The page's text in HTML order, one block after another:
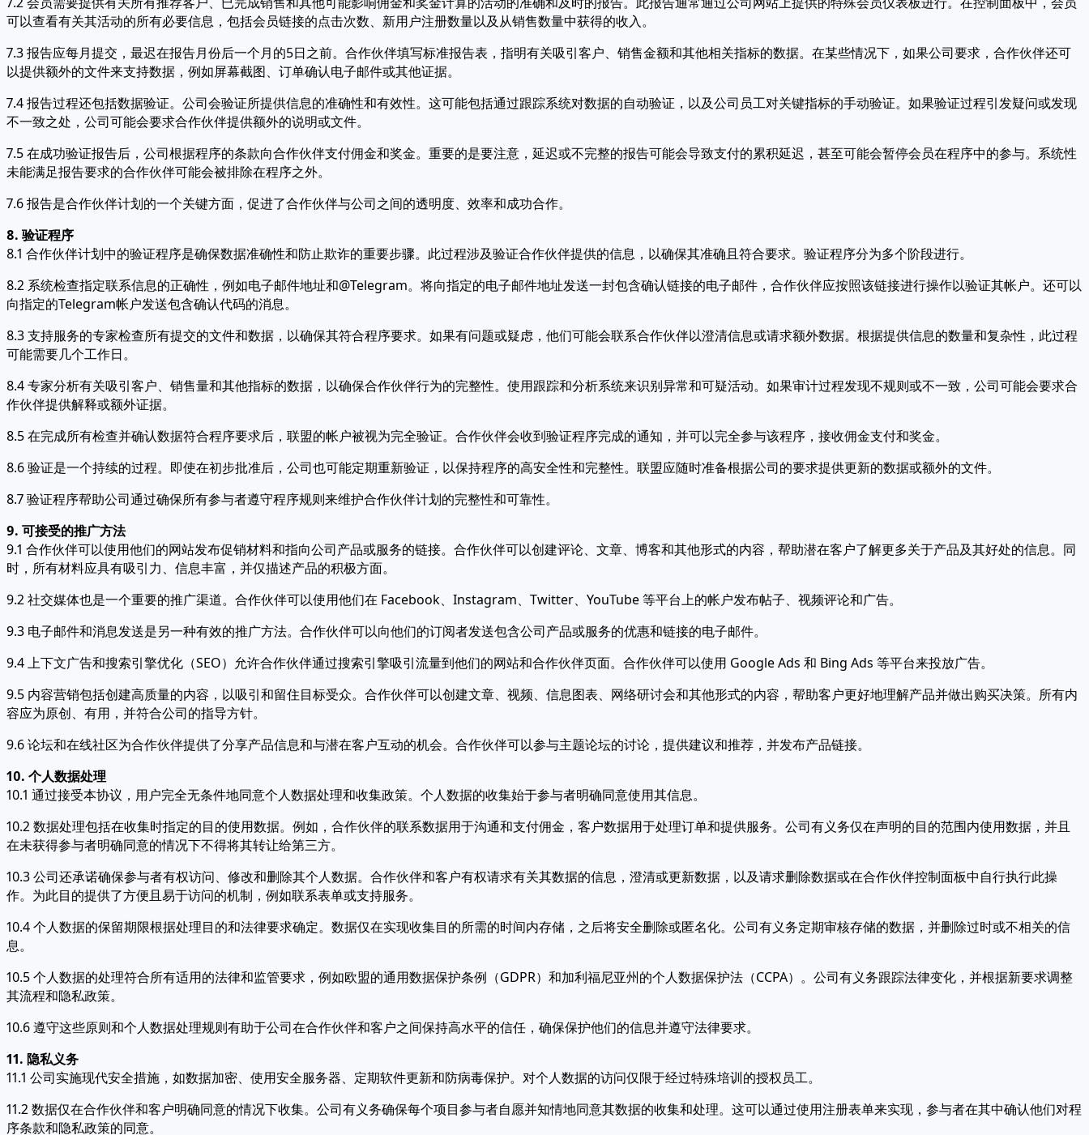
可以查看有关其活动的所有必要信息，包括会员链接的点击次数、新用户注册数量以及从销售数量中获得的收入。
7.3 报告应每月提交，最迟在报告月份后一个月的5日之前。合作伙伴填写标准报告表，指明有关吸引客户、销售金额和其他相关指标的数据。在某些情况下，如果公司要求，合作伙伴还可
以提供额外的文件来支持数据，例如屏幕截图、订单确认电子邮件或其他证据。
7.4 报告过程还包括数据验证。公司会验证所提供信息的准确性和有效性。这可能包括通过跟踪系统对数据的自动验证，以及公司员工对关键指标的手动验证。如果验证过程引发疑问或发现
不一致之处，公司可能会要求合作伙伴提供额外的说明或文件。
7.5 在成功验证报告后，公司根据程序的条款向合作伙伴支付佣金和奖金。重要的是要注意，延迟或不完整的报告可能会导致支付的累积延迟，甚至可能会暂停会员在程序中的参与。系统性
未能满足报告要求的合作伙伴可能会被排除在程序之外。
7.6 报告是合作伙伴计划的一个关键方面，促进了合作伙伴与公司之间的透明度、效率和成功合作。
8. 验证程序
8.1 合作伙伴计划中的验证程序是确保数据准确性和防止欺诈的重要步骤。此过程涉及验证合作伙伴提供的信息，以确保其准确且符合要求。验证程序分为多个阶段进行。
8.2 系统检查指定联系信息的正确性，例如电子邮件地址和@Telegram。将向指定的电子邮件地址发送一封包含确认链接的电子邮件，合作伙伴应按照该链接进行操作以验证其帐户。还可以
向指定的Telegram帐户发送包含确认代码的消息。
8.3 支持服务的专家检查所有提交的文件和数据，以确保其符合程序要求。如果有问题或疑虑，他们可能会联系合作伙伴以澄清信息或请求额外数据。根据提供信息的数量和复杂性，此过程
可能需要几个工作日。
8.4 专家分析有关吸引客户、销售量和其他指标的数据，以确保合作伙伴行为的完整性。使用跟踪和分析系统来识别异常和可疑活动。如果审计过程发现不规则或不一致，公司可能会要求合
作伙伴提供解释或额外证据。
8.5 在完成所有检查并确认数据符合程序要求后，联盟的帐户被视为完全验证。合作伙伴会收到验证程序完成的通知，并可以完全参与该程序，接收佣金支付和奖金。
8.6 验证是一个持续的过程。即使在初步批准后，公司也可能定期重新验证，以保持程序的高安全性和完整性。联盟应随时准备根据公司的要求提供更新的数据或额外的文件。
8.7 验证程序帮助公司通过确保所有参与者遵守程序规则来维护合作伙伴计划的完整性和可靠性。
9. 可接受的推广方法
9.1 合作伙伴可以使用他们的网站发布促销材料和指向公司产品或服务的链接。合作伙伴可以创建评论、文章、博客和其他形式的内容，帮助潜在客户了解更多关于产品及其好处的信息。同
时，所有材料应具有吸引力、信息丰富，并仅描述产品的积极方面。
9.2 社交媒体也是一个重要的推广渠道。合作伙伴可以使用他们在 Facebook、Instagram、Twitter、YouTube 等平台上的帐户发布帖子、视频评论和广告。
9.3 电子邮件和消息发送是另一种有效的推广方法。合作伙伴可以向他们的订阅者发送包含公司产品或服务的优惠和链接的电子邮件。
9.4 上下文广告和搜索引擎优化（SEO）允许合作伙伴通过搜索引擎吸引流量到他们的网站和合作伙伴页面。合作伙伴可以使用 Google Ads 和 Bing Ads 等平台来投放广告。
9.5 内容营销包括创建高质量的内容，以吸引和留住目标受众。合作伙伴可以创建文章、视频、信息图表、网络研讨会和其他形式的内容，帮助客户更好地理解产品并做出购买决策。所有内
容应为原创、有用，并符合公司的指导方针。
9.6 论坛和在线社区为合作伙伴提供了分享产品信息和与潜在客户互动的机会。合作伙伴可以参与主题论坛的讨论，提供建议和推荐，并发布产品链接。
10. 个人数据处理
10.1 通过接受本协议，用户完全无条件地同意个人数据处理和收集政策。个人数据的收集始于参与者明确同意使用其信息。
10.2 数据处理包括在收集时指定的目的使用数据。例如，合作伙伴的联系数据用于沟通和支付佣金，客户数据用于处理订单和提供服务。公司有义务仅在声明的目的范围内使用数据，并且
在未获得参与者明确同意的情况下不得将其转让给第三方。
10.3 公司还承诺确保参与者有权访问、修改和删除其个人数据。合作伙伴和客户有权请求有关其数据的信息，澄清或更新数据，以及请求删除数据或在合作伙伴控制面板中自行执行此操
作。为此目的提供了方便且易于访问的机制，例如联系表单或支持服务。
10.4 个人数据的保留期限根据处理目的和法律要求确定。数据仅在实现收集目的所需的时间内存储，之后将安全删除或匿名化。公司有义务定期审核存储的数据，并删除过时或不相关的信
息。
10.5 个人数据的处理符合所有适用的法律和监管要求，例如欧盟的通用数据保护条例（GDPR）和加利福尼亚州的个人数据保护法（CCPA）。公司有义务跟踪法律变化，并根据新要求调整
其流程和隐私政策。
10.6 遵守这些原则和个人数据处理规则有助于公司在合作伙伴和客户之间保持高水平的信任，确保保护他们的信息并遵守法律要求。
11. 隐私义务
11.1 公司实施现代安全措施，如数据加密、使用安全服务器、定期软件更新和防病毒保护。对个人数据的访问仅限于经过特殊培训的授权员工。
11.2 数据仅在合作伙伴和客户明确同意的情况下收集。公司有义务确保每个项目参与者自愿并知情地同意其数据的收集和处理。这可以通过使用注册表单来实现，参与者在其中确认他们对程
序条款和隐私政策的同意。